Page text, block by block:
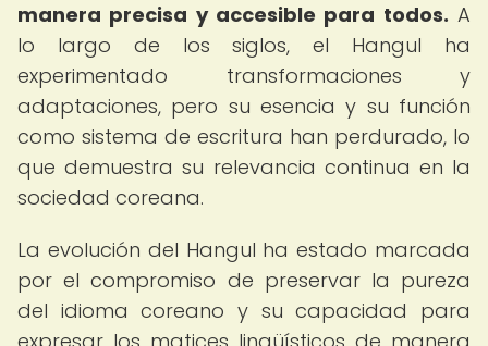
manera precisa y accesible para todos. A
lo largo de los siglos, el Hangul ha
experimentado transformaciones y
adaptaciones, pero su esencia y su función
como sistema de escritura han perdurado, lo
que demuestra su relevancia continua en la
sociedad coreana.
La evolución del Hangul ha estado marcada
por el compromiso de preservar la pureza
del idioma coreano y su capacidad para